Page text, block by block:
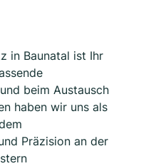
in Baunatal ist Ihr
beim Austausch
haben wir uns als
Präzision an der